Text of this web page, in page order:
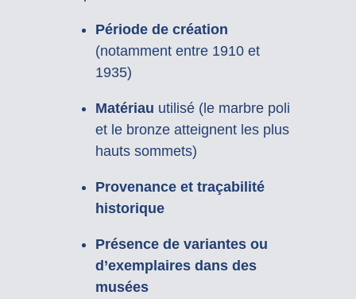
Période de création
(notamment entre 1910 et
1935)
Matériau utilisé (le marbre poli
et le bronze atteignent les plus
hauts sommets)
Provenance et traçabilité
historique
Présence de variantes ou
d’exemplaires dans des
musées